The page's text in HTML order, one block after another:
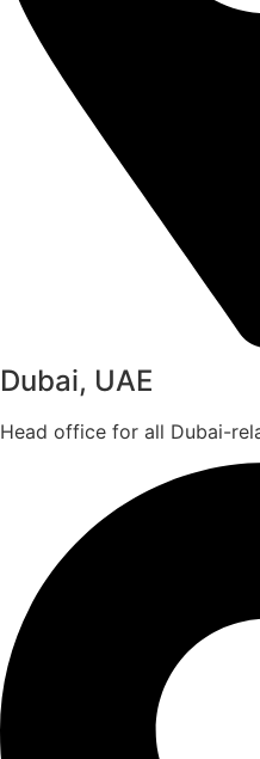
Dubai, UAE
Head office for all Dubai-